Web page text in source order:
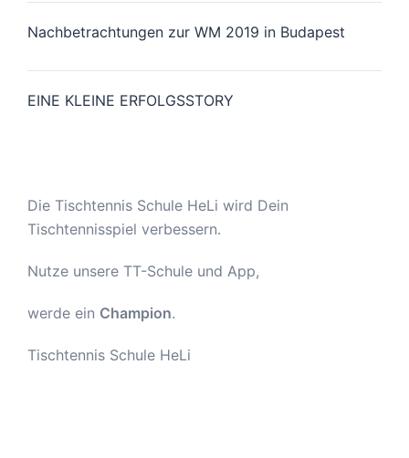
Nachbetrachtungen zur WM 2019 in Budapest
EINE KLEINE ERFOLGSSTORY
Die Tischtennis Schule HeLi wird Dein
Tischtennisspiel verbessern.
Nutze unsere TT-Schule und App,
werde ein Champion.
Tischtennis Schule HeLi